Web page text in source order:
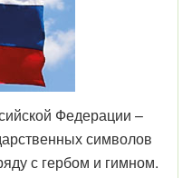
Федерации –
символов
с гербом и гимном.